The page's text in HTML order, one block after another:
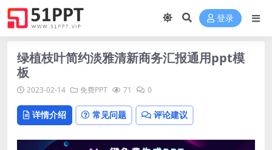
登录
绿植枝叶简约淡雅清新商务汇报通用ppt模
板
2023-02-14 免费PPT 71 0
详情介绍 常见问题 评论建议